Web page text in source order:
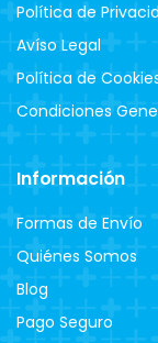
Política de
Avíso Legal
Política de
Condiciones
Información
Formas de Envío
Quiénes Somos
Blog
Pago Seguro